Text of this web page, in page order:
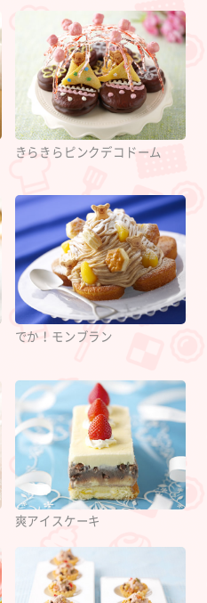
きらきらピンクデコドーム
でか！モンブラン
爽アイスケーキ